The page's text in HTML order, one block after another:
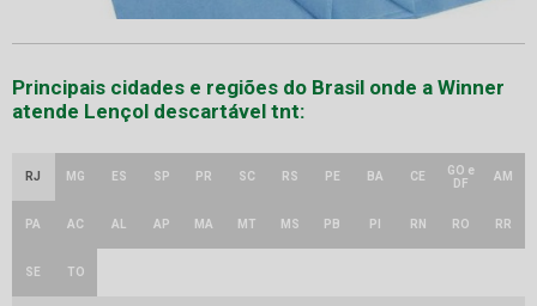
Principais cidades e regiões do Brasil onde a Winner
atende Lençol descartável tnt:
RJ MG ES SP PR SC RS PE BA CE
GO e
DF
AM
PA AC AL AP MA MT MS PB PI RN RO RR
SE TO